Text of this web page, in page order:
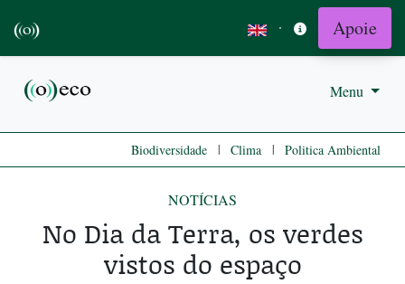
· Apoie
Menu
Biodiversidade | Clima | Politica Ambiental
NOTÍCIAS
No Dia da Terra, os verdes
vistos do espaço